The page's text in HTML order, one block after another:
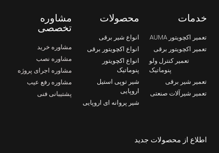
خدمات
تعمیر اکچویتور AUMA
تعمیر اکچویتور برقی
تعمیر کنترل ولو
پنوماتیک
تعمیر شیر برقی
تعمیر شیرآلات صنعتی
محصولات
انواع شیر برقی
انواع اکچویتور برقی
انواع اکچویتور
پنوماتیک
شیر توپی استیل
اروپایی
شیر پروانه ای اروپایی
مشاوره
تخصصی
مشاوره خرید
مشاوره نصب
مشاوره اجرای پروژه
مشاوره رفع عیب
پشتیبانی فنی
اطلاع از محصولات جدید